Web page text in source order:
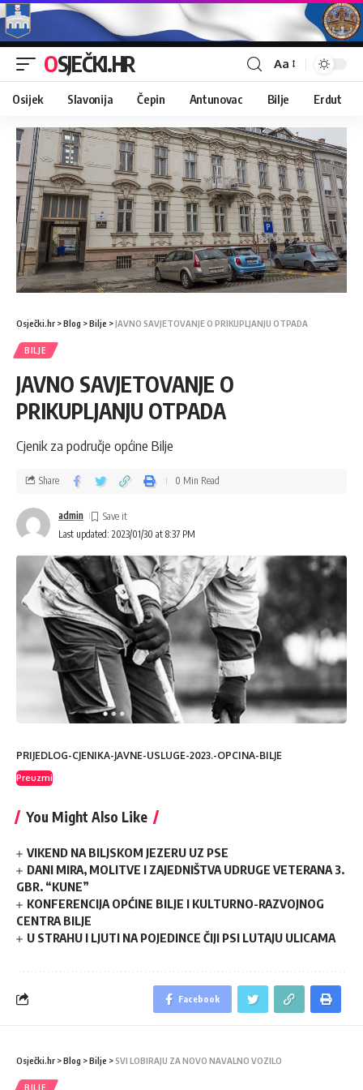
OSJEČKI.HR Aa
Osijek Slavonija Čepin Antunovac Bilje Erdut
Osječki.hr >Blog >Bilje >JAVNO SAVJETOVANJE O PRIKUPLJANJU OTPADA
BILJE
JAVNO SAVJETOVANJE O
PRIKUPLJANJU OTPADA
Cjenik za područje općine Bilje
Last updated: 2023/01/30 at 8:37 PM
admin
Share 0 Min Read
PRIJEDLOG-CJENIKA-JAVNE-USLUGE-2023.-OPCINA-BILJE
Preuzmi
You Might Also Like
VIKEND NA BILJSKOM JEZERU UZ PSE
DANI MIRA, MOLITVE I ZAJEDNIŠTVA UDRUGE VETERANA 3.
GBR. “KUNE”
KONFERENCIJA OPĆINE BILJE I KULTURNO-RAZVOJNOG
CENTRA BILJE
U STRAHU I LJUTI NA POJEDINCE ČIJI PSI LUTAJU ULICAMA
Facebook
Osječki.hr >Blog >Bilje >SVI LOBIRAJU ZA NOVO NAVALNO VOZILO
BILJE